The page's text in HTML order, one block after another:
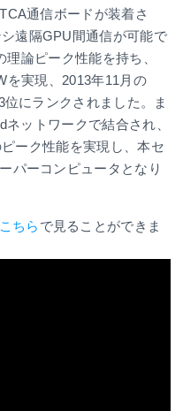
通信ボードが装着さ
遠隔GPU間通信が可能で
論ピーク性能を持ち、
を実現、2013年11月の
にランクされました。ま
ットワークで結合され、
ーク性能を実現し、本セ
パーコンピュータとなり
こちら で見ることができま